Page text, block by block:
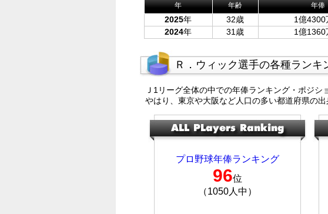
年 年齢 年俸
2025年 32歳 1億4300
2024年 31歳 1億1360
Ｒ．ウィック選手の各種ランキ
Ｊ1リーグ全体の中での年俸ランキング・ポジシ
やはり、東京や大阪など人口の多い都道府県の出
プロ野球年俸ランキング
96位
（1050人中）